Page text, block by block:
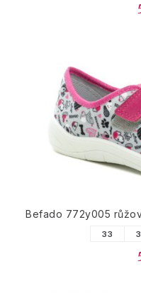
Befado 772y005
33